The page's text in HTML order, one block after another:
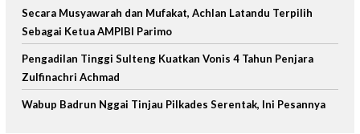
Secara Musyawarah dan Mufakat, Achlan Latandu Terpilih
Sebagai Ketua AMPIBI Parimo
Pengadilan Tinggi Sulteng Kuatkan Vonis 4 Tahun Penjara
Zulfinachri Achmad
Wabup Badrun Nggai Tinjau Pilkades Serentak, Ini Pesannya